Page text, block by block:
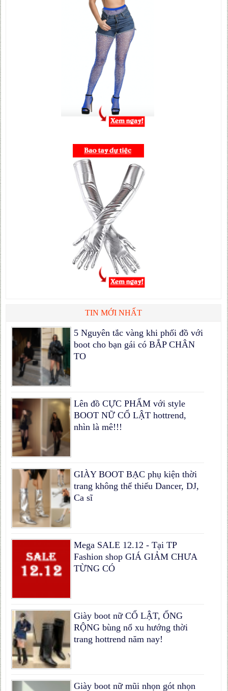
TIN MỚI NHẤT
5 Nguyên tắc vàng khi phối đồ với
boot cho bạn gái có BẮP CHÂN
TO
Lên đồ CỰC PHẨM với style
BOOT NỮ CỔ LẬT hottrend,
nhìn là mê!!!
GIÀY BOOT BẠC phụ kiện thời
trang không thể thiếu Dancer, DJ,
Ca sĩ
Mega SALE 12.12 - Tại TP
Fashion shop GIÁ GIẢM CHƯA
TỪNG CÓ
Giày boot nữ CỔ LẬT, ỐNG
RỘNG bùng nổ xu hướng thời
trang hottrend năm nay!
Giày boot nữ mũi nhọn gót nhọn